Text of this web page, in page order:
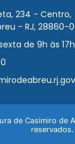
234 - Centro,
- RJ, 28860-
de 9h às 17h
de Casimiro de
reservados.